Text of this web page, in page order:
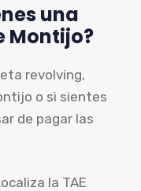
una
Montijo?
revolving,
o si sientes
de pagar las
la TAE